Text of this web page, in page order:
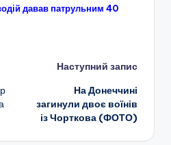
давав патрульним 40
Наступний запис
На Донеччині
загинули двоє воїнів
із Чорткова (ФОТО)